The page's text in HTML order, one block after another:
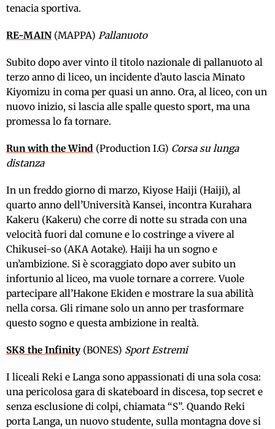
tenacia sportiva.
RE-MAIN (MAPPA) Pallanuoto
Subito dopo aver vinto il titolo nazionale di pallanuoto al
terzo anno di liceo, un incidente d’auto lascia Minato
Kiyomizu in coma per quasi un anno. Ora, al liceo, con un
nuovo inizio, si lascia alle spalle questo sport, ma una
promessa lo fa tornare.
Run with the Wind (Production I.G) Corsa su lunga
distanza
In un freddo giorno di marzo, Kiyose Haiji (Haiji), al
quarto anno dell’Università Kansei, incontra Kurahara
Kakeru (Kakeru) che corre di notte su strada con una
velocità fuori dal comune e lo costringe a vivere al
Chikusei-so (AKA Aotake). Haiji ha un sogno e
un’ambizione. Si è scoraggiato dopo aver subito un
infortunio al liceo, ma vuole tornare a correre. Vuole
partecipare all’Hakone Ekiden e mostrare la sua abilità
nella corsa. Gli rimane solo un anno per trasformare
questo sogno e questa ambizione in realtà.
SK8 the Infinity (BONES) Sport Estremi
I liceali Reki e Langa sono appassionati di una sola cosa:
una pericolosa gara di skateboard in discesa, top secret e
senza esclusione di colpi, chiamata “S”. Quando Reki
porta Langa, un nuovo studente, sulla montagna dove si